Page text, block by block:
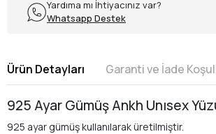
Yardıma mı İhtiyacınız var?
Whatsapp Destek
Ürün Detayları Garanti ve İade
925 Ayar Gümüş Ankh Unısex
925 ayar gümüş kullanılarak üretilmiştir.